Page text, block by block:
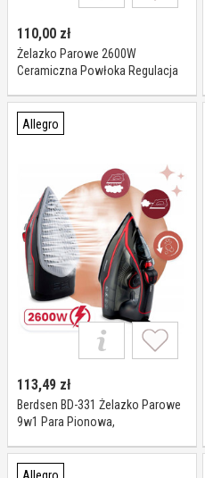
110,00 zł
Żelazko Parowe 2600W
Ceramiczna Powłoka Regulacja
Allegro
113,49 zł
Berdsen BD-331 Żelazko Parowe
9w1 Para Pionowa,